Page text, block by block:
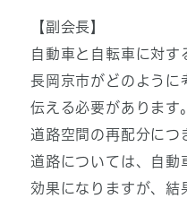
【副会長】
自動車と自転車に対す
長岡京市がどのように
伝える必要があります。
道路空間の再配分につ
道路については、自動
効果になりますが、結